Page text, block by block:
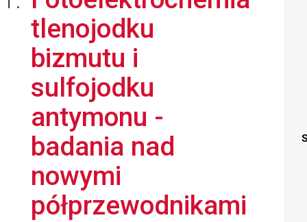
tlenojodku
bizmutu i
sulfojodku
antymonu -
badania nad
nowymi
półprzewodnikami